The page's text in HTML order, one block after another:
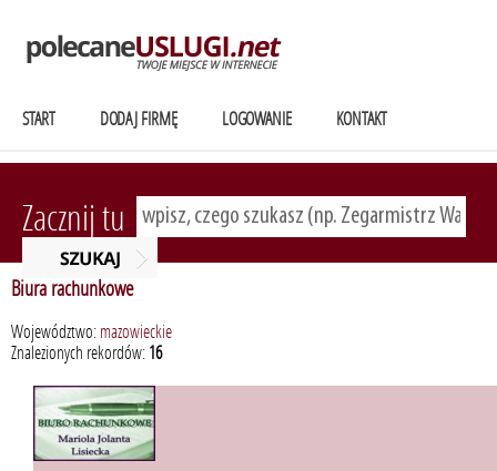
START DODAJ FIRMĘ LOGOWANIE KONTAKT
Zacznij tu
Biura rachunkowe
Województwo: mazowieckie
Znalezionych rekordów: 16